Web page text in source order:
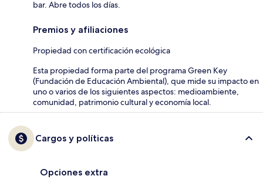
bar. Abre todos los días.
Premios y afiliaciones
Propiedad con certificación ecológica
Esta propiedad forma parte del programa Green Key
(Fundación de Educación Ambiental), que mide su impacto en
uno o varios de los siguientes aspectos: medioambiente,
comunidad, patrimonio cultural y economía local.
Cargos y políticas
Opciones extra